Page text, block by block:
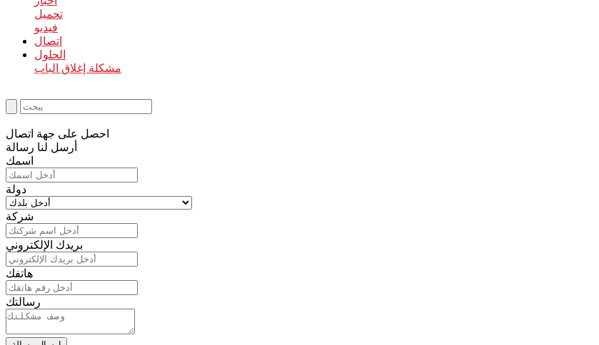
تحميل
فيديو
اتصال
الحلول
مشكلة إغلاق الباب
احصل على جهة اتصال
أرسل لنا رسالة
اسمك
دولة
شركة
بريدك الإلكتروني
هاتفك
رسالتك